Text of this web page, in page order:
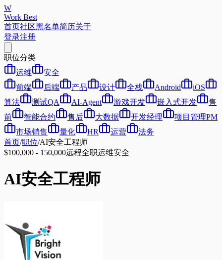
W
Work Best
首页社区黑名单简历关于
登录注册
职位分类
运维
安全
前端
后端 产品 设计 全栈 Android
iOS
算法
测试QA AI-Agent 游戏开发 嵌入式开发
售
前
智能合约 售后 大数据 开发经理
项目管理PM
市场销售
量化 HR 运营
法务
首页/职位/AI安全工程师
$100,000 - 150,000远程全职运维安全
AI安全工程师